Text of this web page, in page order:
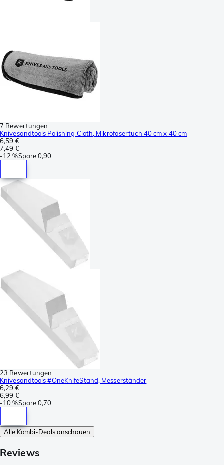
7 Bewertungen
Knivesandtools Polishing Cloth, Mikrofasertuch 40 cm x 40 cm
6,59 €
7,49 €
-12 %Spare0,90
23 Bewertungen
Knivesandtools #OneKnifeStand, Messerständer
6,29 €
6,99 €
-10 %Spare0,70
Alle Kombi-Deals anschauen
Reviews